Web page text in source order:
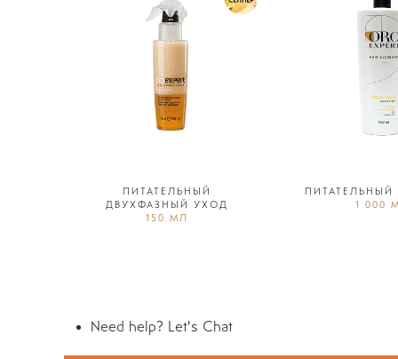
ПИТАТЕЛЬНЫЙ
ДВУХФАЗНЫЙ УХОД
150 МЛ
1 000
Need help? Let's Chat